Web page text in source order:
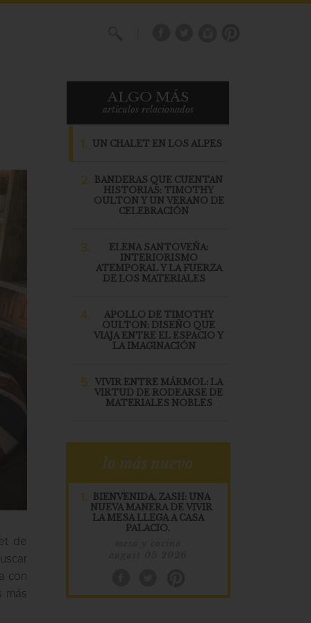
de
con
más
ALGO MÁS
articulos relacionados
1. UN CHALET EN LOS ALPES
2. BANDERAS QUE CUENTAN
HISTORIAS: TIMOTHY
OULTON Y UN VERANO DE
CELEBRACIÓN
3.
ELENA SANTOVEÑA:
INTERIORISMO
ATEMPORAL Y LA FUERZA
DE LOS MATERIALES
4.
APOLLO DE TIMOTHY
OULTON: DISEÑO QUE
VIAJA ENTRE EL ESPACIO Y
LA IMAGINACIÓN
5. VIVIR ENTRE MÁRMOL: LA
VIRTUD DE RODEARSE DE
MATERIALES NOBLES
lo más nuevo
1.
BIENVENIDA, ZASH: UNA
NUEVA MANERA DE VIVIR
LA MESA LLEGA A CASA
PALACIO.